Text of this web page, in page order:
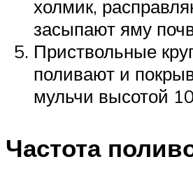
холмик,
засыпают яму
Приствольные
поливают и
мульчи высотой
Частота